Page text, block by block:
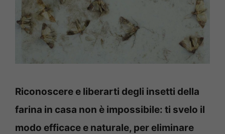
Riconoscere e liberarti degli insetti della
farina in casa non è impossibile: ti svelo il
modo efficace e naturale, per eliminare